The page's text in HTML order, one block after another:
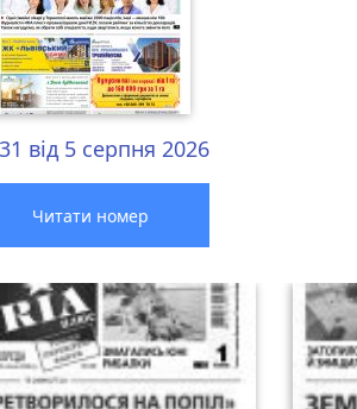
від 5 серпня 2026
Читати номер